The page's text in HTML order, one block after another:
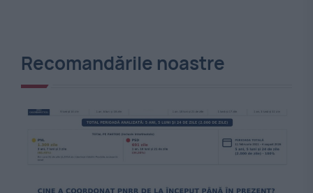
Recomandările noastre